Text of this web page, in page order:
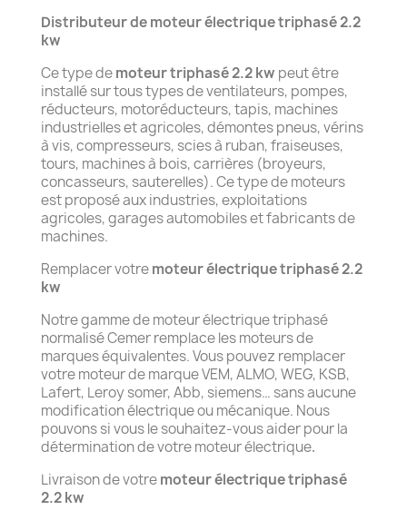
Distributeur de moteur électrique triphasé 2.2
kw
Ce type demoteur triphasé 2.2 kw peut être
installé sur tous types de ventilateurs, pompes,
réducteurs, motoréducteurs, tapis, machines
industrielles et agricoles, démontes pneus, vérins
à vis, compresseurs, scies à ruban, fraiseuses,
tours, machines à bois, carrières (broyeurs,
concasseurs, sauterelles). Ce type de moteurs
est proposé aux industries, exploitations
agricoles, garages automobiles et fabricants de
machines.
Remplacer votremoteur électrique triphasé 2.2
kw
Notre gamme de moteur électrique triphasé
normalisé Cemer remplace les moteurs de
marques équivalentes. Vous pouvez remplacer
votre moteur de marque VEM, ALMO, WEG, KSB,
Lafert, Leroy somer, Abb, siemens… sans aucune
modification électrique ou mécanique. Nous
pouvons si vous le souhaitez-vous aider pour la
détermination de votre moteur électrique.
Livraison de votremoteur électrique triphasé
2.2 kw